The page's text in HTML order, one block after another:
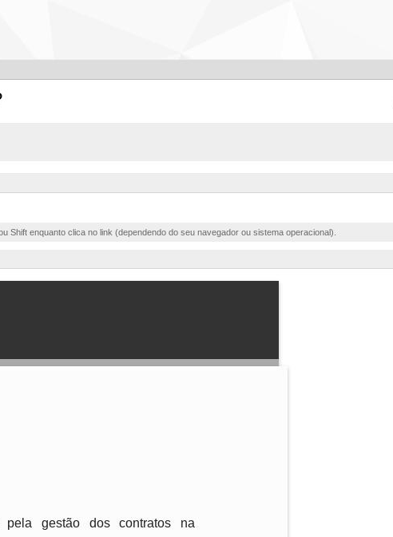
enquanto clica no link (dependendo do seu navegador ou sistema operacional).